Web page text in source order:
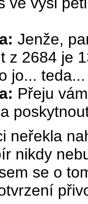
Jenže,
z 2684 je
jo...
Přeju
neřekla
nikdy
se o